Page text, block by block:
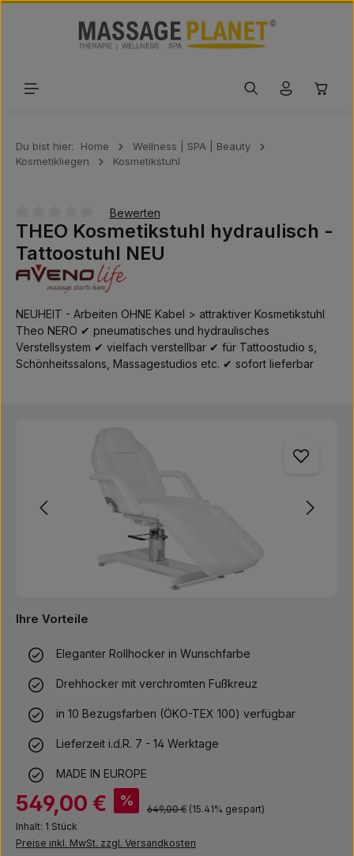
Du bist hier: Home
Wellness | SPA | Beauty
Kosmetikliegen
Kosmetikstuhl
Durchschnittliche Bewertung von 0 von 5 Sternen
Bewerten
THEO Kosmetikstuhl hydraulisch -
Tattoostuhl NEU
NEUHEIT - Arbeiten OHNE Kabel > attraktiver Kosmetikstuhl
Theo NERO ✔ pneumatisches und hydraulisches
Verstellsystem ✔ vielfach verstellbar ✔ für Tattoostudio s,
Schönheitssalons, Massagestudios etc. ✔ sofort lieferbar
Ihre Vorteile
Eleganter Rollhocker in Wunschfarbe
Drehhocker mit verchromten Fußkreuz
in 10 Bezugsfarben (ÖKO-TEX 100) verfügbar
Lieferzeit i.d.R. 7 - 14 Werktage
MADE IN EUROPE
Verkaufspreis:
549,00 € % Regulärer Preis:
649,00 € (15.41% gespart)
Inhalt: 1 Stück
Preise inkl. MwSt. zzgl. Versandkosten